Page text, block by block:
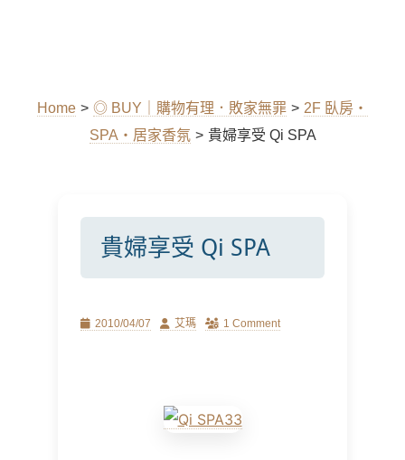
Home > ◎ BUY｜購物有理．敗家無罪 > 2F 臥房‧
SPA‧居家香氛 > 貴婦享受 Qi SPA
貴婦享受 Qi SPA
Posted2010/04/07 Author
艾瑪 1 Comment